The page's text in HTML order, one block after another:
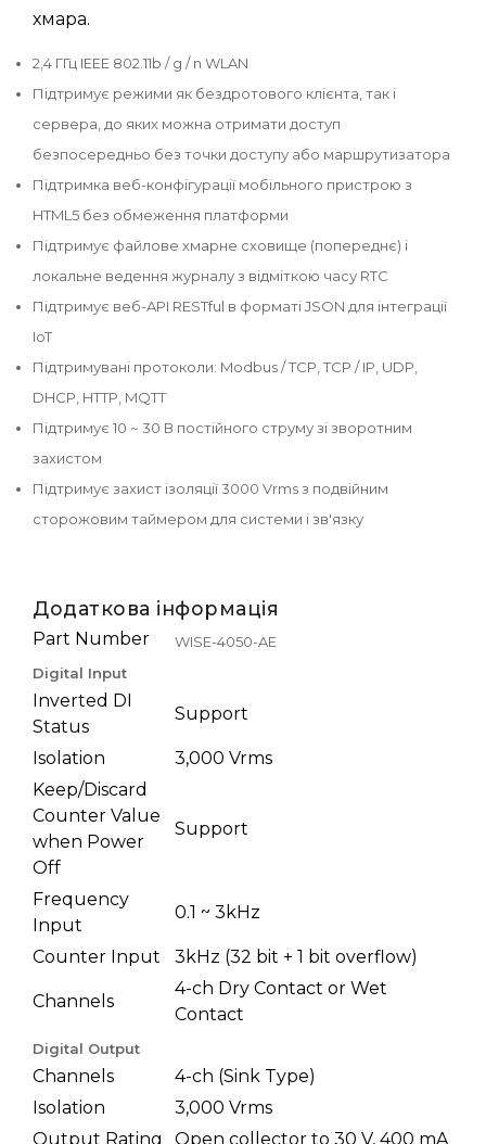
хмара.
2,4 ГГц IEEE 802.11b / g / n WLAN
Підтримує режими як бездротового клієнта, так і
сервера, до яких можна отримати доступ
безпосередньо без точки доступу або маршрутизатора
Підтримка веб-конфігурації мобільного пристрою з
HTML5 без обмеження платформи
Підтримує файлове хмарне сховище (попереднє) і
локальне ведення журналу з відміткою часу RTC
Підтримує веб-API RESTful в форматі JSON для інтеграції
IoT
Підтримувані протоколи: Modbus / TCP, TCP / IP, UDP,
DHCP, HTTP, MQTT
Підтримує 10 ~ 30 В постійного струму зі зворотним
захистом
Підтримує захист ізоляції 3000 Vrms з подвійним
сторожовим таймером для системи і зв'язку
Додаткова інформація
Part Number
WISE-4050-AE
Digital Input
Inverted DI
Status
Support
Isolation
3,000 Vrms
Keep/Discard
Counter Value
when Power
Off
Support
Frequency
Input
0.1 ~ 3kHz
Counter Input 3kHz (32 bit + 1 bit overflow)
Channels
4-ch Dry Contact or Wet
Contact
Digital Output
Channels
4-ch (Sink Type)
Isolation
3,000 Vrms
Output Rating
Open collector to 30 V, 400 mA